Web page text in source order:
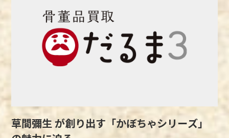
教的迫害を反映しています。 しかし、この作
品はただの歴史的な描写にとどまらず、展覧会
での波乱によって「幻の作品」としても名を馳
せることとなりました。 『絵踏』は国画玉成
会の展覧会に出品されましたが、その展示は長
兄・竹坡が、展覧会の審査員の選定方法を巡っ
て激しい衝突を起こしたのです。 この衝突は
激化し、竹坡は国画玉成会から除名され、国観
は、絵画の大部分を占める水面の描写です。
水面はまるで巨大な鏡のように、周囲の風景や
光を映し出しています。 季節や天候の変化を
繊細に捉えた水面のきらめきや逆さに映る風景
は、モネが自然をどのように観察し、表現して
術的探求を予感させるものでもあるのです。
モネの生活に転機が訪れた際に描かれた作品
『舟遊び』 『舟遊び』は、モネの生活のなか
ロマンを代表する竹久夢二の日本画『白桃や』
『南枝王春』 竹久夢二は、大正ロマンの代表
的な画家として知られ、その作品には詩的な感
性と美しい色使いが見受けられます。 「夢二
式美人画」と呼ばれる独特の美人画で広く人気
に発見された代表作『白桃や』『南枝王春』
は、どちらも小林俊三が収集しており、遺族か
草間彌生 が創り出す「かぼちゃシリーズ」